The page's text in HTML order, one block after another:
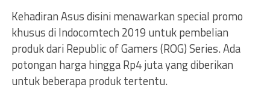
Kehadiran Asus disini menawarkan special promo
khusus di Indocomtech 2019 untuk pembelian
produk dari Republic of Gamers (ROG) Series. Ada
potongan harga hingga Rp4 juta yang diberikan
untuk beberapa produk tertentu.